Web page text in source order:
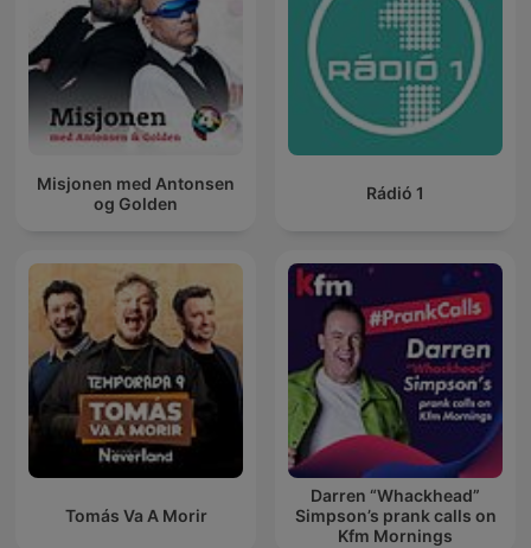
Misjonen med Antonsen
og Golden
Rádió 1
Tomás Va A Morir
Darren “Whackhead”
Simpson’s prank calls on
Kfm Mornings